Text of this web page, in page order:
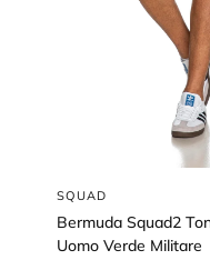
SQUAD
Bermuda Squad2
Uomo Verde Militare